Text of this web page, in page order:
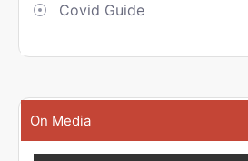
Covid Guide
On Media